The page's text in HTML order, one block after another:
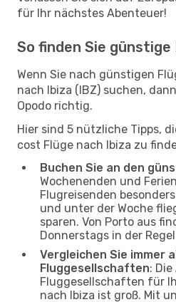
für Ihr nächstes Abenteuer!
So finden Sie günstige
Wenn Sie nach günstigen
nach Ibiza (IBZ) suchen,
Opodo richtig.
Hier sind 5 nützliche Tipps,
cost Flüge nach Ibiza zu
Buchen Sie an den
Wochenenden und
Flugreisenden
und unter der Woche
sparen. Von Porto aus
Donnerstags in der
Vergleichen Sie immer
Fluggesellschaften:
Fluggesellschaften für
nach Ibiza ist groß. Mit